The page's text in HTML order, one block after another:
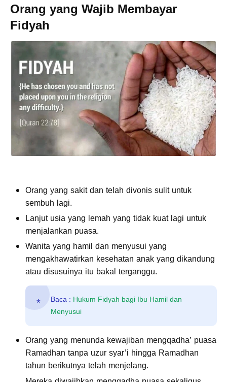
Orang yang Wajib Membayar
Fidyah
Orang yang sakit dan telah divonis sulit untuk
sembuh lagi.
Lanjut usia yang lemah yang tidak kuat lagi untuk
menjalankan puasa.
Wanita yang hamil dan menyusui yang
mengakhawatirkan kesehatan anak yang dikandung
atau disusuinya itu bakal terganggu.
Baca : Hukum Fidyah bagi Ibu Hamil dan
Menyusui
Orang yang menunda kewajiban mengqadha’ puasa
Ramadhan tanpa uzur syar’i hingga Ramadhan
tahun berikutnya telah menjelang.